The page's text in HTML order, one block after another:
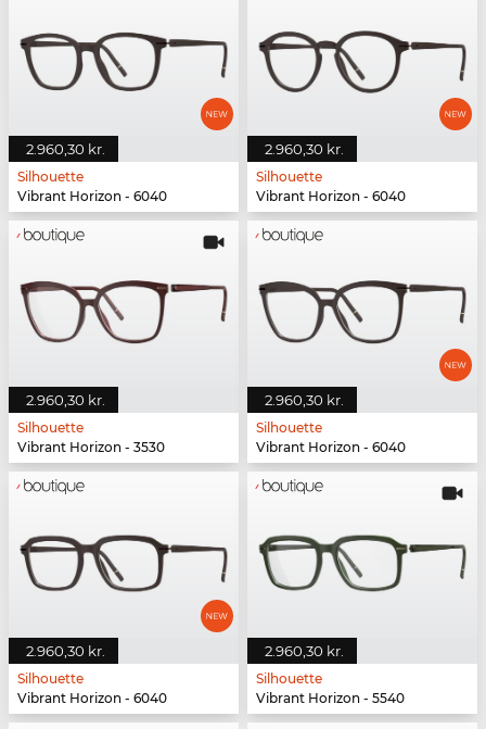
2.960,30 kr.
Silhouette
Vibrant Horizon - 6040
2.960,30 kr.
Silhouette
Vibrant Horizon - 6040
2.960,30 kr.
Silhouette
Vibrant Horizon - 3530
2.960,30 kr.
Silhouette
Vibrant Horizon - 6040
2.960,30 kr.
Silhouette
Vibrant Horizon - 6040
2.960,30 kr.
Silhouette
Vibrant Horizon - 5540